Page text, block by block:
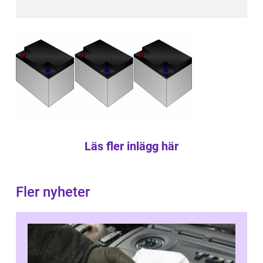
Läs fler inlägg här
Fler nyheter